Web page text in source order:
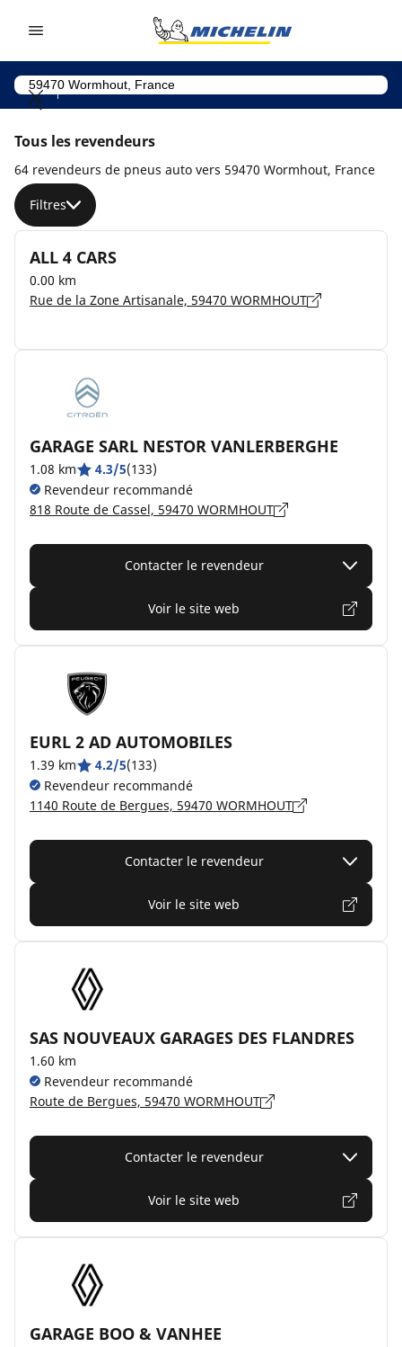
Tous les revendeurs
64 revendeurs de pneus auto vers 59470 Wormhout, France
Filtres
ALL 4 CARS
0.00 km
Rue de la Zone Artisanale, 59470 WORMHOUT
GARAGE SARL NESTOR VANLERBERGHE
1.08 km 4.3/5(133)
Revendeur recommandé
818 Route de Cassel, 59470 WORMHOUT
Contacter le revendeur
Voir le site web
EURL 2 AD AUTOMOBILES
1.39 km 4.2/5(133)
Revendeur recommandé
1140 Route de Bergues, 59470 WORMHOUT
Contacter le revendeur
Voir le site web
SAS NOUVEAUX GARAGES DES FLANDRES
1.60 km
Revendeur recommandé
Route de Bergues, 59470 WORMHOUT
Contacter le revendeur
Voir le site web
GARAGE BOO & VANHEE